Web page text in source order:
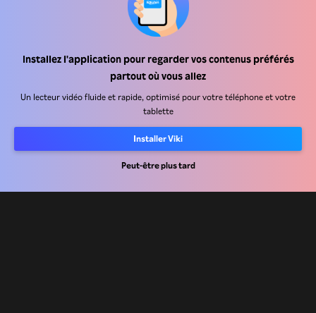
Installez l'application pour regarder vos contenus préférés
partout où vous allez
Un lecteur vidéo fluide et rapide, optimisé pour votre téléphone et votre
tablette
Installer Viki
Peut-être plus tard
Centre d'assistance